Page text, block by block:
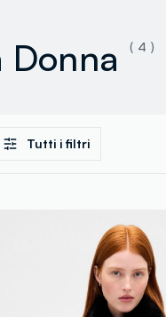
Donna ( 4 )
Tutti i filtri